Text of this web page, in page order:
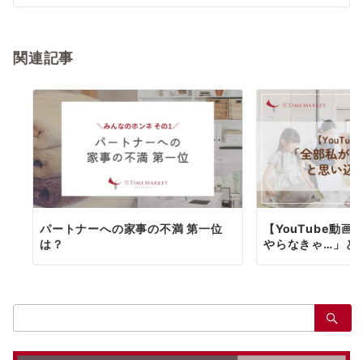
ー
関連記事
パートナーへの家事の不満 第一位
は？
【YouTube動画
やらなきゃ…」と
索：